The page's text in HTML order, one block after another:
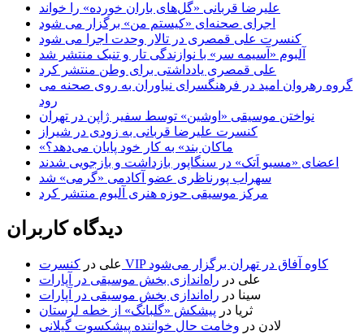
علیرضا قربانی «گل‌های باران خورده» را خواند
اجرای صحنه‌ای «کیستم من» برگزار می شود
کنسرت علی قمصری در تالار وحدت اجرا می شود
آلبوم «آسیمه سر» با نوازندگی تار و تنبک منتشر شد
علی قمصری یادداشتی برای وطن منتشر کرد
گروه رهروان امید در فرهنگسرای نیاوران به روی صحنه می
رود
نواختن موسیقی «اوشین» توسط سفیر ژاپن در تهران
کنسرت علیرضا قربانی به زودی در شیراز
«ماکان بند» به کار خود پایان می‌دهد؟
اعضای «مسیو اَتک» در سنگاپور بازداشت و بازجویی شدند
سهراب پورناظری عضو آکادمی «گرمی» شد
مرکز موسیقی حوزه هنری آلبوم منتشر کرد
دیدگاه کاربران
علی در
کنسرت VIP کاوه آفاق در تهران برگزار می‌شود
علی در راه‌اندازی بخش موسیقی در آپارات
سینا در راه‌اندازی بخش موسیقی در آپارات
ثریا در پیشکش «گلبانگ» از خطه لرستان
لادن در وخامت حال خواننده پیشکسوت گیلانی